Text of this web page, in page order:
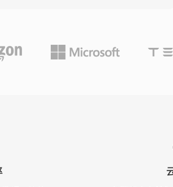
对流媒体友好的架构，同时提
进。虽然RMVB在大多数用途上已